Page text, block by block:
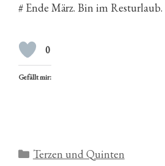
# Ende März. Bin im Resturlaub.
0
Gefällt mir:
Kategorien
Terzen und Quinten